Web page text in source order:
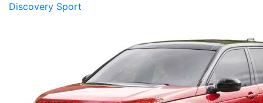
Discovery Sport